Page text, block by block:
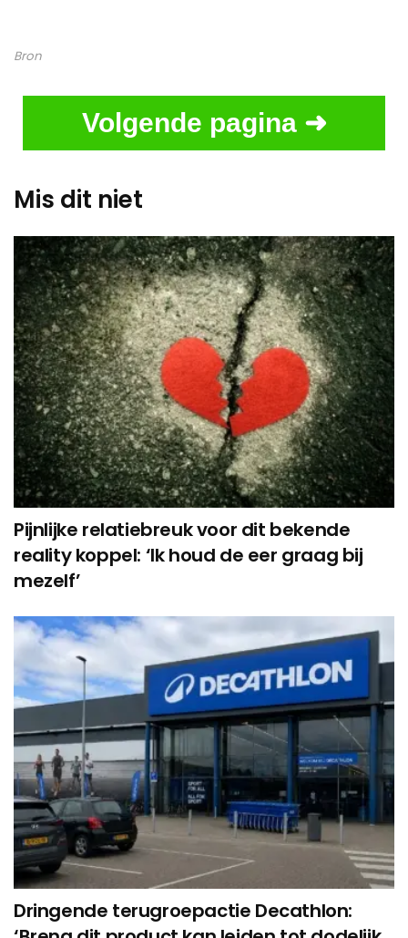
Bron
Volgende pagina ➜
Mis dit niet
Pijnlijke relatiebreuk voor dit bekende
reality koppel: ‘Ik houd de eer graag bij
mezelf’
Dringende terugroepactie Decathlon: